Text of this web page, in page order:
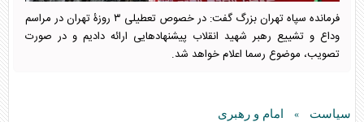
فرمانده سپاه تهران بزرگ گفت: در خصوص تعطیلی ۳ روزۀ تهران در مراسم
وداع و تشییع رهبر شهید انقلاب پیشنهاد‌هایی ارائه دادیم و در صورت
تصویب، موضوع رسما اعلام خواهد شد.
سیاست » امام و رهبری